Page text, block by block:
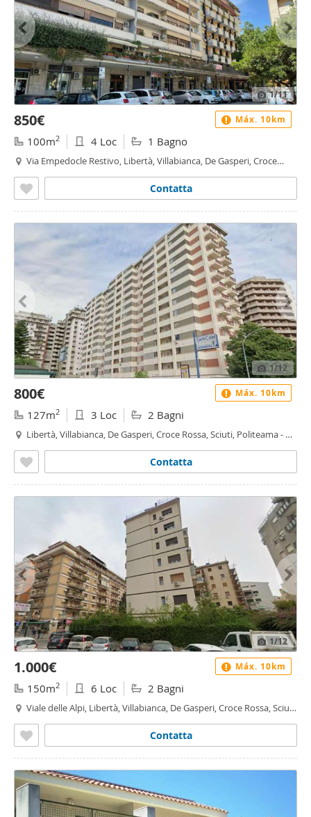
1/11
850€
100m2 4 Loc 1 Bagno
Via Empedocle Restivo, Libertà, Villabianca, De Gasperi, Croce
Contatta
Máx. 10km
1/12
800€
127m2 3 Loc 2 Bagni
Libertà, Villabianca, De Gasperi, Croce Rossa, Sciuti, Politeama - De
Contatta
Máx. 10km
1/12
1.000€
150m2 6 Loc 2 Bagni
Viale delle Alpi, Libertà, Villabianca, De Gasperi, Croce Rossa, Sciuti,
Contatta
Máx. 10km